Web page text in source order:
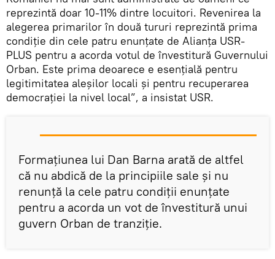
reprezintă doar 10-11% dintre locuitori. Revenirea la
alegerea primarilor în două tururi reprezintă prima
condiţie din cele patru enunţate de Alianţa USR-
PLUS pentru a acorda votul de învestitură Guvernului
Orban. Este prima deoarece e esenţială pentru
legitimitatea aleşilor locali şi pentru recuperarea
democraţiei la nivel local”, a insistat USR.
Formațiunea lui Dan Barna arată de altfel
că nu abdică de la principiile sale şi nu
renunţă la cele patru condiţii enunţate
pentru a acorda un vot de învestitură unui
guvern Orban de tranziţie.